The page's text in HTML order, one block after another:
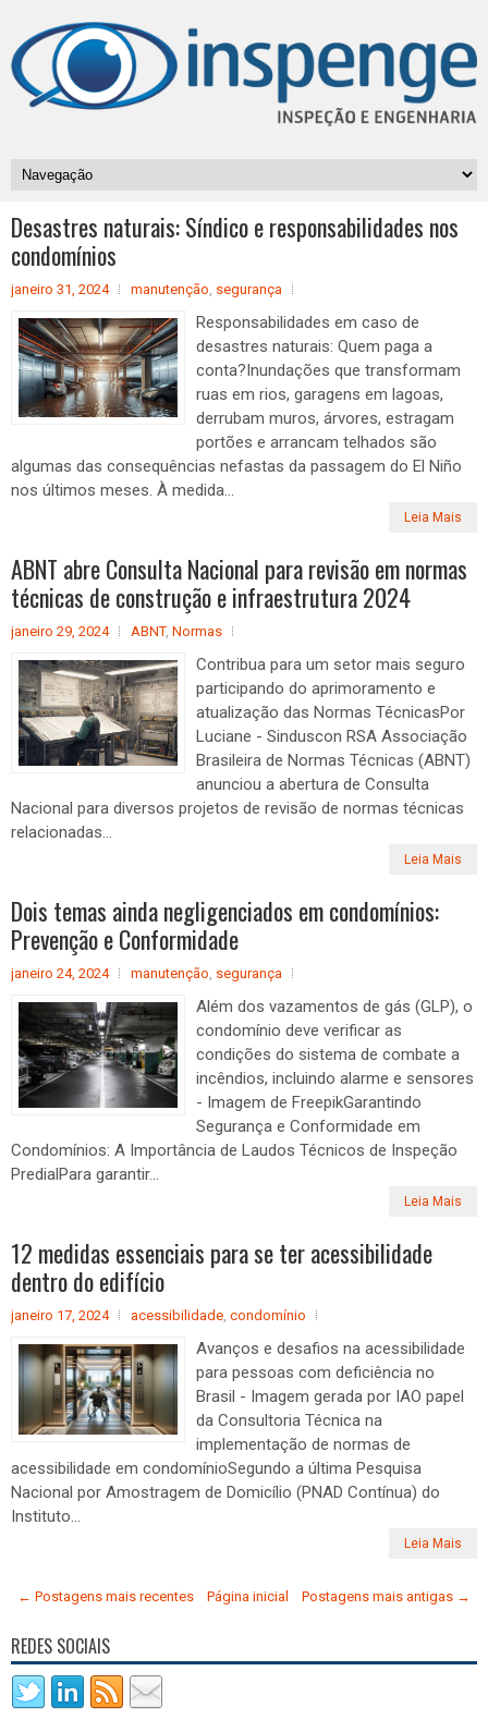
Desastres naturais: Síndico e responsabilidades nos
condomínios
janeiro 31, 2024 manutenção, segurança
Responsabilidades em caso de
desastres naturais: Quem paga a
conta?Inundações que transformam
ruas em rios, garagens em lagoas,
derrubam muros, árvores, estragam
portões e arrancam telhados são
algumas das consequências nefastas da passagem do El Niño
nos últimos meses. À medida...
Leia Mais
ABNT abre Consulta Nacional para revisão em normas
técnicas de construção e infraestrutura 2024
janeiro 29, 2024 ABNT, Normas
Contribua para um setor mais seguro
participando do aprimoramento e
atualização das Normas TécnicasPor
Luciane - Sinduscon RSA Associação
Brasileira de Normas Técnicas (ABNT)
anunciou a abertura de Consulta
Nacional para diversos projetos de revisão de normas técnicas
relacionadas...
Leia Mais
Dois temas ainda negligenciados em condomínios:
Prevenção e Conformidade
janeiro 24, 2024 manutenção, segurança
Além dos vazamentos de gás (GLP), o
condomínio deve verificar as
condições do sistema de combate a
incêndios, incluindo alarme e sensores
- Imagem de FreepikGarantindo
Segurança e Conformidade em
Condomínios: A Importância de Laudos Técnicos de Inspeção
PredialPara garantir...
Leia Mais
12 medidas essenciais para se ter acessibilidade
dentro do edifício
janeiro 17, 2024 acessibilidade, condomínio
Avanços e desafios na acessibilidade
para pessoas com deficiência no
Brasil - Imagem gerada por IAO papel
da Consultoria Técnica na
implementação de normas de
acessibilidade em condomínioSegundo a última Pesquisa
Nacional por Amostragem de Domicílio (PNAD Contínua) do
Instituto...
Leia Mais
← Postagens mais recentes Postagens mais antigas →
Página inicial
REDES SOCIAIS